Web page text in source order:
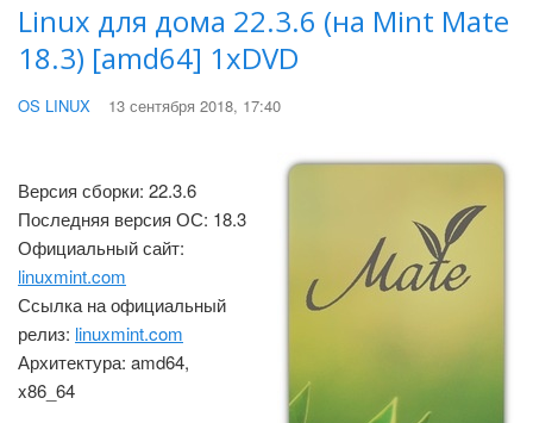
Linux для дома 22.3.6 (на Mint Mate
18.3) [amd64] 1xDVD
OS LINUX 13 сентября 2018, 17:40
Версия сборки: 22.3.6
Последняя версия ОС: 18.3
Официальный сайт:
linuxmint.com
Ссылка на официальный
релиз: linuxmint.com
Архитектура: amd64,
x86_64